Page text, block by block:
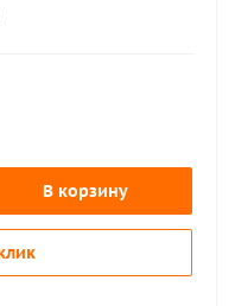
В корзину